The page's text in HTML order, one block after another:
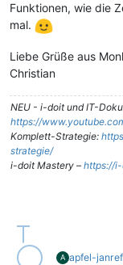
Funktionen, wie die
mal.
Liebe Grüße aus
Christian
NEU - i-doit und IT-
https://
Komplett-Strategie:
strategie/
i-doit Mastery – https://
A apfel-jan